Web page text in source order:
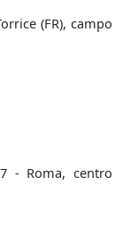
(FR), campo
- Roma, centro